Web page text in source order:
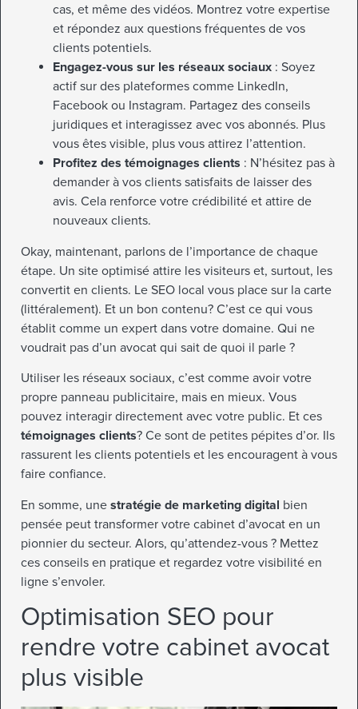
cas, et même des vidéos. Montrez votre expertise
et répondez aux questions fréquentes de vos
clients potentiels.
Engagez-vous sur les réseaux sociaux : Soyez
actif sur des plateformes comme LinkedIn,
Facebook ou Instagram. Partagez des conseils
juridiques et interagissez avec vos abonnés. Plus
vous êtes visible, plus vous attirez l’attention.
Profitez des témoignages clients : N’hésitez pas à
demander à vos clients satisfaits de laisser des
avis. Cela renforce votre crédibilité et attire de
nouveaux clients.
Okay, maintenant, parlons de l’importance de chaque
étape. Un site optimisé attire les visiteurs et, surtout, les
convertit en clients. Le SEO local vous place sur la carte
(littéralement). Et un bon contenu? C’est ce qui vous
établit comme un expert dans votre domaine. Qui ne
voudrait pas d’un avocat qui sait de quoi il parle ?
Utiliser les réseaux sociaux, c’est comme avoir votre
propre panneau publicitaire, mais en mieux. Vous
pouvez interagir directement avec votre public. Et ces
témoignages clients? Ce sont de petites pépites d’or. Ils
rassurent les clients potentiels et les encouragent à vous
faire confiance.
En somme, une stratégie de marketing digital bien
pensée peut transformer votre cabinet d’avocat en un
pionnier du secteur. Alors, qu’attendez-vous ? Mettez
ces conseils en pratique et regardez votre visibilité en
ligne s’envoler.
Optimisation SEO pour
rendre votre cabinet avocat
plus visible